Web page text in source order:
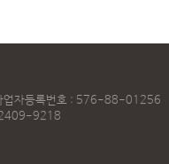
업자등록번호 : 576-88-01256
9218